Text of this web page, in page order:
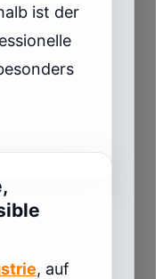
ist der
, auf